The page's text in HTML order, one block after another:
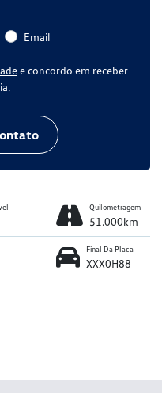
Email
e concordo em receber
Quilometragem
51.000km
Final Da Placa
XXX0H88